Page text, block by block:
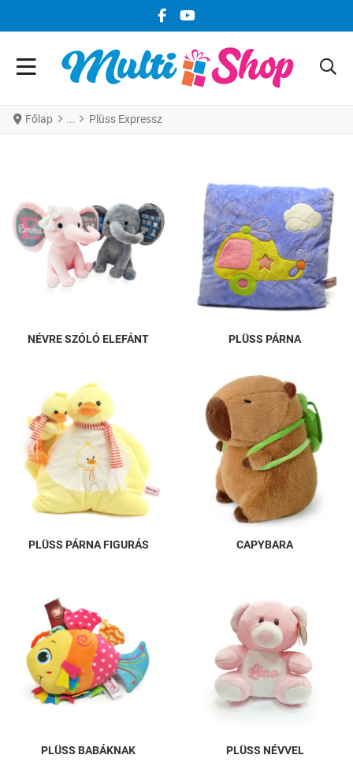
FACEBOOK KÖZÖSSÉGI LINK
YOUTUBE KÖZÖSSÉGI LINK
Főlap Plüss Expressz
NÉVRE SZÓLÓ ELEFÁNT PLÜSS PÁRNA
PLÜSS PÁRNA FIGURÁS CAPYBARA
PLÜSS BABÁKNAK PLÜSS NÉVVEL